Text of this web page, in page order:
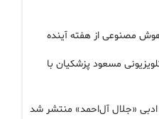
مصنوعی از هفته آینده
مسعود پزشکیان با
ادبی «جلال آل‌احمد» منتشر شد